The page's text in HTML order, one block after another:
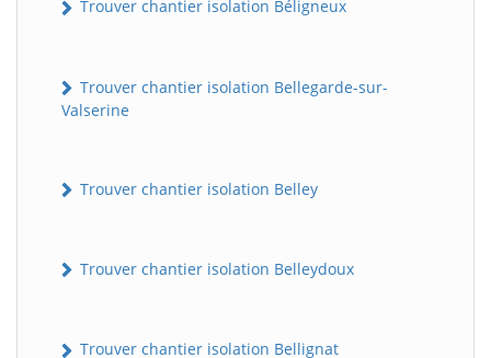
Trouver chantier isolation Béligneux
Trouver chantier isolation Bellegarde-sur-
Valserine
Trouver chantier isolation Belley
Trouver chantier isolation Belleydoux
Trouver chantier isolation Bellignat